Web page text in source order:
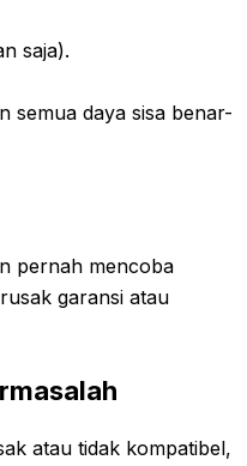
saja).
semua daya sisa benar-
pernah mencoba
garansi atau
atau tidak kompatibel,